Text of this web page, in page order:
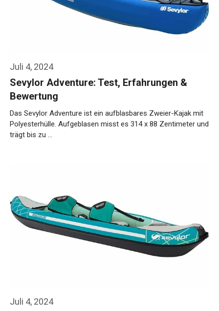
Juli 4, 2024
Sevylor Adventure: Test, Erfahrungen &
Bewertung
Das Sevylor Adventure ist ein aufblasbares Zweier-Kajak mit
Polyesterhülle. Aufgeblasen misst es 314 x 88 Zentimeter und
trägt bis zu …
Juli 4, 2024